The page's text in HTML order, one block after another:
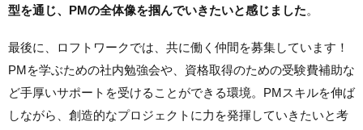
型を通じ、PMの全体像を掴んでいきたいと感じました。
最後に、ロフトワークでは、共に働く仲間を募集しています！
PMを学ぶための社内勉強会や、資格取得のための受験費補助な
ど手厚いサポートを受けることができる環境。PMスキルを伸ば
しながら、創造的なプロジェクトに力を発揮していきたいと考